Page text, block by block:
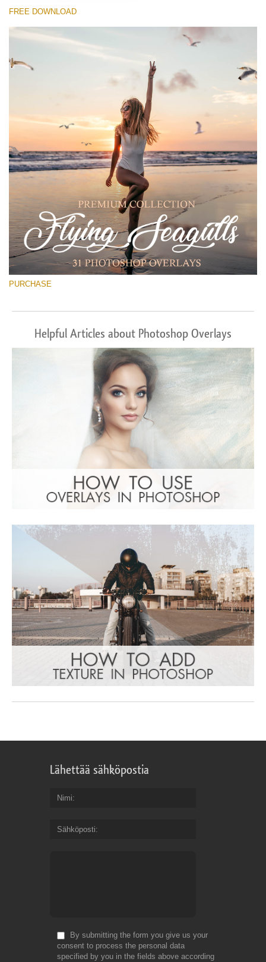
FREE DOWNLOAD
PURCHASE
Helpful Articles about Photoshop Overlays
Lähettää sähköpostia
Nimi
Sähköposti
By submitting the form you give us your
consent to process the personal data
specified by you in the fields above according